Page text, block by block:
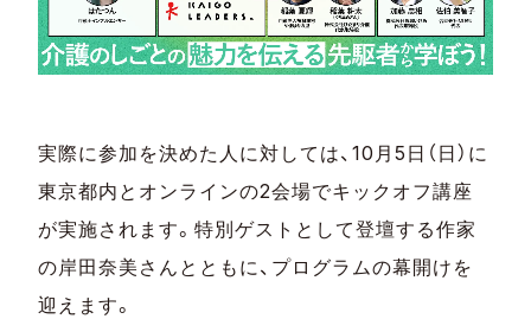
実際に参加を決めた人に対しては、10月5日（日）に
東京都内とオンラインの2会場でキックオフ講座
が実施されます。特別ゲストとして登壇する作家
の岸田奈美さんとともに、プログラムの幕開けを
迎えます。